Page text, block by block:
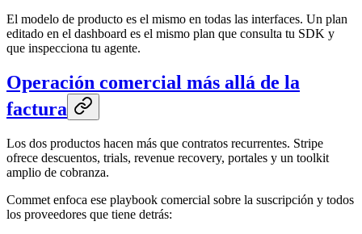
El modelo de producto es el mismo en todas las interfaces. Un plan
editado en el dashboard es el mismo plan que consulta tu SDK y
que inspecciona tu agente.
Operación comercial más allá de la
factura
Los dos productos hacen más que contratos recurrentes. Stripe
ofrece descuentos, trials, revenue recovery, portales y un toolkit
amplio de cobranza.
Commet enfoca ese playbook comercial sobre la suscripción y todos
los proveedores que tiene detrás: